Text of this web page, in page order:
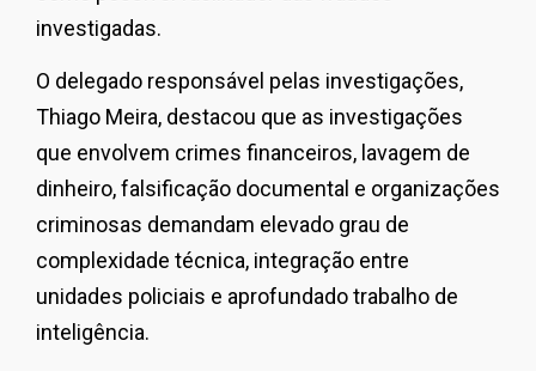
investigadas.
O delegado responsável pelas investigações,
Thiago Meira, destacou que as investigações
que envolvem crimes financeiros, lavagem de
dinheiro, falsificação documental e organizações
criminosas demandam elevado grau de
complexidade técnica, integração entre
unidades policiais e aprofundado trabalho de
inteligência.